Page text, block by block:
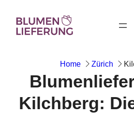
Inhalt
springen
Home Zürich
Kilchberg: